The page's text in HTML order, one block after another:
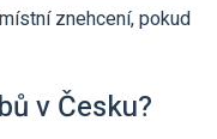
znehcení, pokud
v Česku?